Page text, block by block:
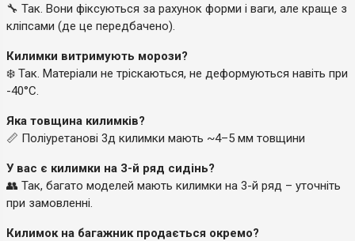
🔧 Так. Вони фіксуються за рахунок форми і ваги, але краще з
кліпсами (де це передбачено).
Килимки витримують морози?
❄️ Так. Матеріали не тріскаються, не деформуються навіть при
-40°C.
Яка товщина килимків?
📏 Поліуретанові 3д килимки мають ~4–5 мм товщини
У вас є килимки на 3-й ряд сидінь?
👥 Так, багато моделей мають килимки на 3-й ряд – уточніть
при замовленні.
Килимок на багажник продається окремо?